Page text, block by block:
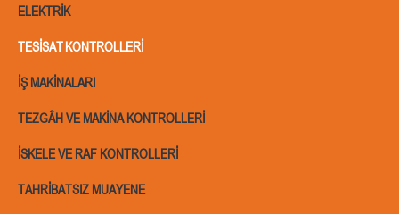
ELEKTRIK
TESISAT KONTROLLERI
İŞ MAKINALARI
TEZGÂH VE MAKINA KONTROLLERI
İSKELE VE RAF KONTROLLERI
TAHRIBATSIZ MUAYENE